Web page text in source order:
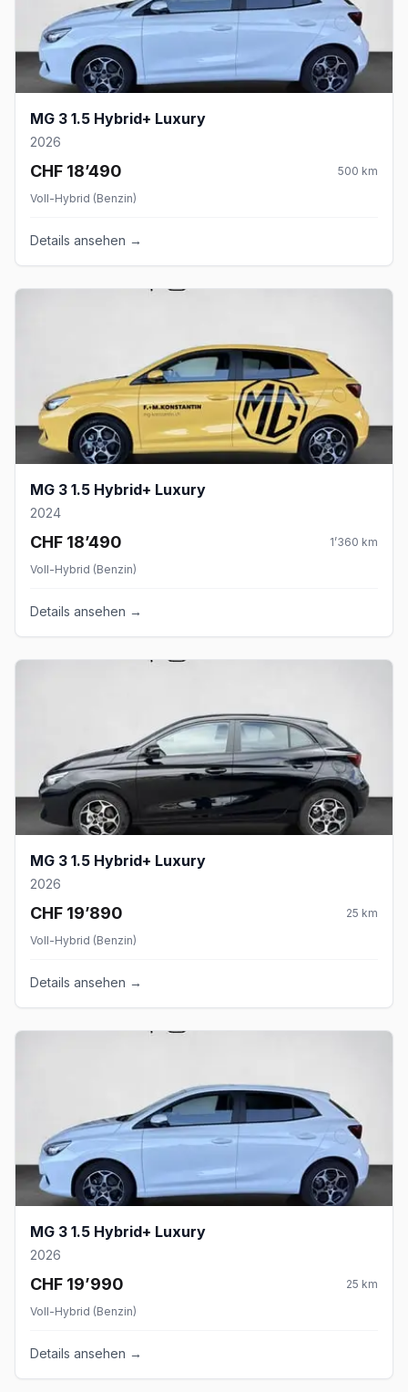
MG 3 1.5 Hybrid+ Luxury
2026
CHF 18’490 500 km
Voll-Hybrid (Benzin)
Details ansehen →
MG 3 1.5 Hybrid+ Luxury
2024
CHF 18’490 1’360 km
Voll-Hybrid (Benzin)
Details ansehen →
MG 3 1.5 Hybrid+ Luxury
2026
CHF 19’890 25 km
Voll-Hybrid (Benzin)
Details ansehen →
MG 3 1.5 Hybrid+ Luxury
2026
CHF 19’990 25 km
Voll-Hybrid (Benzin)
Details ansehen →